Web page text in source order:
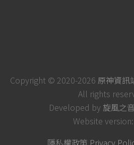
Copyright © 2020-2026 原神資訊
All rights
Developed by 旋風之
Website